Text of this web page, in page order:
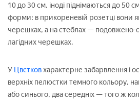
10 до 30 см, іноді піднімаються до 50
форми: в прикореневій розетці вони
черешках, а на стеблах — подовжено-
лагідних черешках.
У Цвєтковхарактерне забарвлення і
верхніх пелюстки темного кольору,
або синього, два середніх — того ж